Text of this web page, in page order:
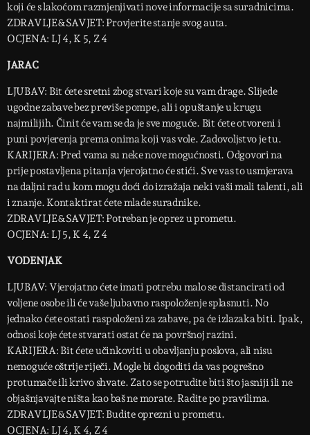
koji će s lakoćom razmjenjivati nove informacije sa suradnicima.
ZDRAVLJE&SAVJET: Provjerite stanje svog auta.
OCJENA: LJ 4, K 5, Z 4
JARAC
LJUBAV: Bit ćete sretni zbog stvari koje su vam drage. Slijede
ugodne zabave bez previše pompe, ali i opuštanje u krugu
najmilijih. Činit će vam se da je sve moguće. Bit ćete otvoreni i
puni povjerenja prema onima koji vas vole. Zadovoljstvo je tu.
KARIJERA: Pred vama su neke nove mogućnosti. Odgovori na
prije postavljena pitanja vjerojatno će stići. Sve vas to usmjerava
na daljni rad u kom mogu doći do izražaja neki vaši mali talenti, ali
i znanje. Kontaktirat ćete mlade suradnike.
ZDRAVLJE&SAVJET: Potreban je oprez u prometu.
OCJENA: LJ 5, K 4, Z 4
VODENJAK
LJUBAV: Vjerojatno ćete imati potrebu malo se distancirati od
voljene osobe ili će vaše ljubavno raspoloženje splasnuti. No
jednako ćete ostati raspoloženi za zabave, pa će izlazaka biti. Ipak,
odnosi koje ćete stvarati ostat će na površnoj razini.
KARIJERA: Bit ćete učinkoviti u obavljanju poslova, ali nisu
nemoguće oštrije riječi. Mogle bi dogoditi da vas pogrešno
protumače ili krivo shvate. Zato se potrudite biti što jasniji ili ne
objašnjavajte ništa kao baš ne morate. Radite po pravilima.
ZDRAVLJE&SAVJET: Budite oprezni u prometu.
OCJENA: LJ 4, K 4, Z 4